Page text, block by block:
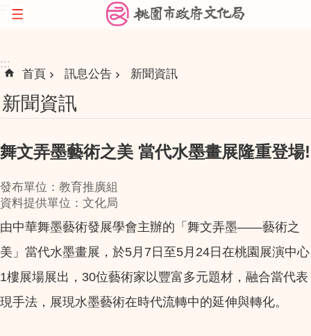
跳到主要內容區塊
:::
首頁 訊息公告 新聞資訊
新聞資訊
舞文弄墨藝術之美 當代水墨畫展隆重登場!
發布單位：教育推廣組
資料提供單位：文化局
由中華舞墨藝術發展學會主辦的「舞文弄墨——藝術之
美」當代水墨畫展，於5月7日至5月24日在桃園展演中心
1樓展場展出，30位藝術家以豐富多元題材，融合當代表
現手法，展現水墨藝術在時代流轉中的延伸與轉化。